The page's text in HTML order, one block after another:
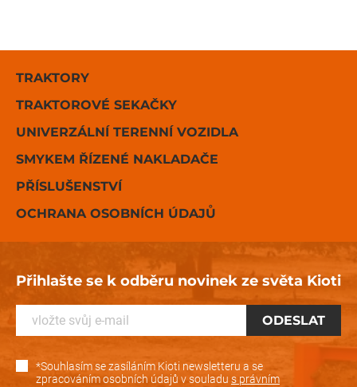
TRAKTORY
TRAKTOROVÉ SEKAČKY
UNIVERZÁLNÍ TERENNÍ VOZIDLA
SMYKEM ŘÍZENÉ NAKLADAČE
PŘÍSLUŠENSTVÍ
OCHRANA OSOBNÍCH ÚDAJŮ
Přihlašte se k odběru novinek ze světa Kioti
*Souhlasím se zasíláním Kioti newsletteru a se
zpracováním osobních údajů v souladu s právním